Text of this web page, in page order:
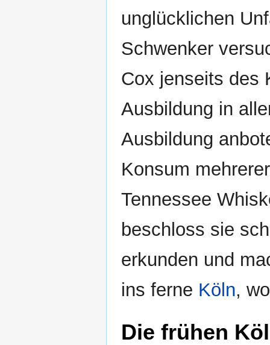
unglücklichen
Schwenker
Cox jenseits des
Ausbildung in
Ausbildung
Konsum
Tennessee
beschloss sie
erkunden und
ins ferne Köln,
Die frühen